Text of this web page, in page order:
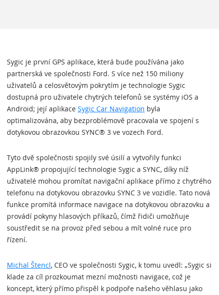
Sygic je první GPS aplikace, která bude používána jako
partnerská ve společnosti Ford. S více než 150 miliony
uživatelů a celosvětovým pokrytím je technologie Sygic
dostupná pro uživatele chytrých telefonů se systémy iOS a
Android; její aplikace Sygic Car Navigation byla
optimalizována, aby bezproblémově pracovala ve spojení s
dotykovou obrazovkou SYNC® 3 ve vozech Ford.
Tyto dvě společnosti spojily své úsilí a vytvořily funkci
AppLink® propojující technologie Sygic a SYNC, díky níž
uživatelé mohou promítat navigační aplikace přímo z chytrého
telefonu na dotykovou obrazovku SYNC 3 ve vozidle. Tato nová
funkce promítá informace navigace na dotykovou obrazovku a
provádí pokyny hlasových příkazů, čímž řidiči umožňuje
soustředit se na provoz před sebou a mít volné ruce pro
řízení.
Michal Štencl, CEO ve společnosti Sygic, k tomu uvedl: „Sygic si
klade za cíl prozkoumat mezní možnosti navigace, což je
koncept, který přímo přispěl k podpoře našeho věhlasu jako